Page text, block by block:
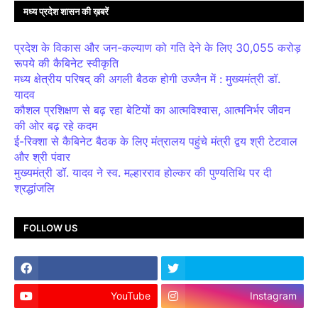
मध्य प्रदेश शासन की ख़बरें
प्रदेश के विकास और जन-कल्याण को गति देने के लिए 30,055 करोड़
रूपये की कैबिनेट स्वीकृति
मध्य क्षेत्रीय परिषद् की अगली बैठक होगी उज्जैन में : मुख्यमंत्री डॉ.
यादव
कौशल प्रशिक्षण से बढ़ रहा बेटियों का आत्मविश्वास, आत्मनिर्भर जीवन
की ओर बढ़ रहे कदम
ई-रिक्शा से कैबिनेट बैठक के लिए मंत्रालय पहुंचे मंत्री द्वय श्री टेटवाल
और श्री पंवार
मुख्यमंत्री डॉ. यादव ने स्व. मल्हारराव होल्कर की पुण्यतिथि पर दी
श्रद्धांजलि
FOLLOW US
YouTube Instagram